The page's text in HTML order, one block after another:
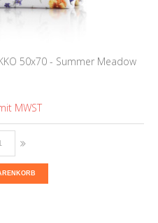
50x70 - Summer Meadow